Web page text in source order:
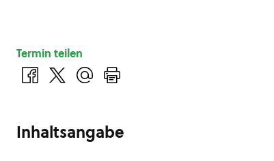
Termin teilen
Inhaltsangabe